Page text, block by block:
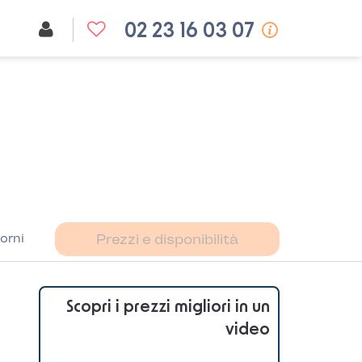
02 23 16 03 07
Prezzi e disponibilità
Scopri i prezzi migliori in un
video